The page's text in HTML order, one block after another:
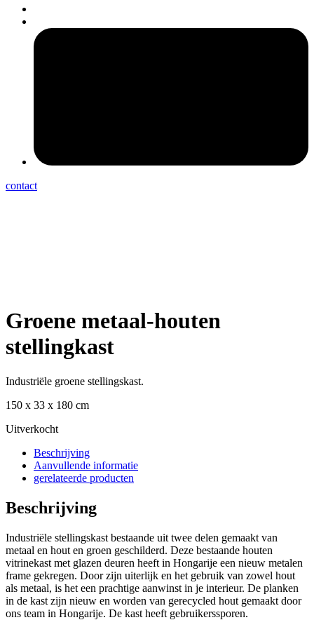
contact
Groene metaal-houten
stellingkast
Industriële groene stellingskast.
150 x 33 x 180 cm
Uitverkocht
Beschrijving
Aanvullende informatie
gerelateerde producten
Beschrijving
Industriële stellingskast bestaande uit twee delen gemaakt van
metaal en hout en groen geschilderd. Deze bestaande houten
vitrinekast met glazen deuren heeft in Hongarije een nieuw metalen
frame gekregen. Door zijn uiterlijk en het gebruik van zowel hout
als metaal, is het een prachtige aanwinst in je interieur. De planken
in de kast zijn nieuw en worden van gerecycled hout gemaakt door
ons team in Hongarije. De kast heeft gebruikerssporen.